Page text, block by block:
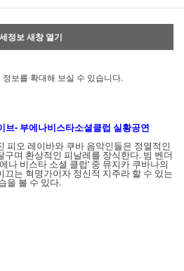
정보 새창 열기
정보를 확대해 보실 수 있습니다.
- 부에나비스타소셜클럽 실황공연
피오 레이바와 쿠바 음악인들은 정열적인
며 환상적인 피날레를 장식한다. 빔 벤더
나 비스타 소셜 클럽’ 중 뮤지카 쿠바나의
는 혁명가이자 정신적 지주라 할 수 있는
을 볼 수 있다.